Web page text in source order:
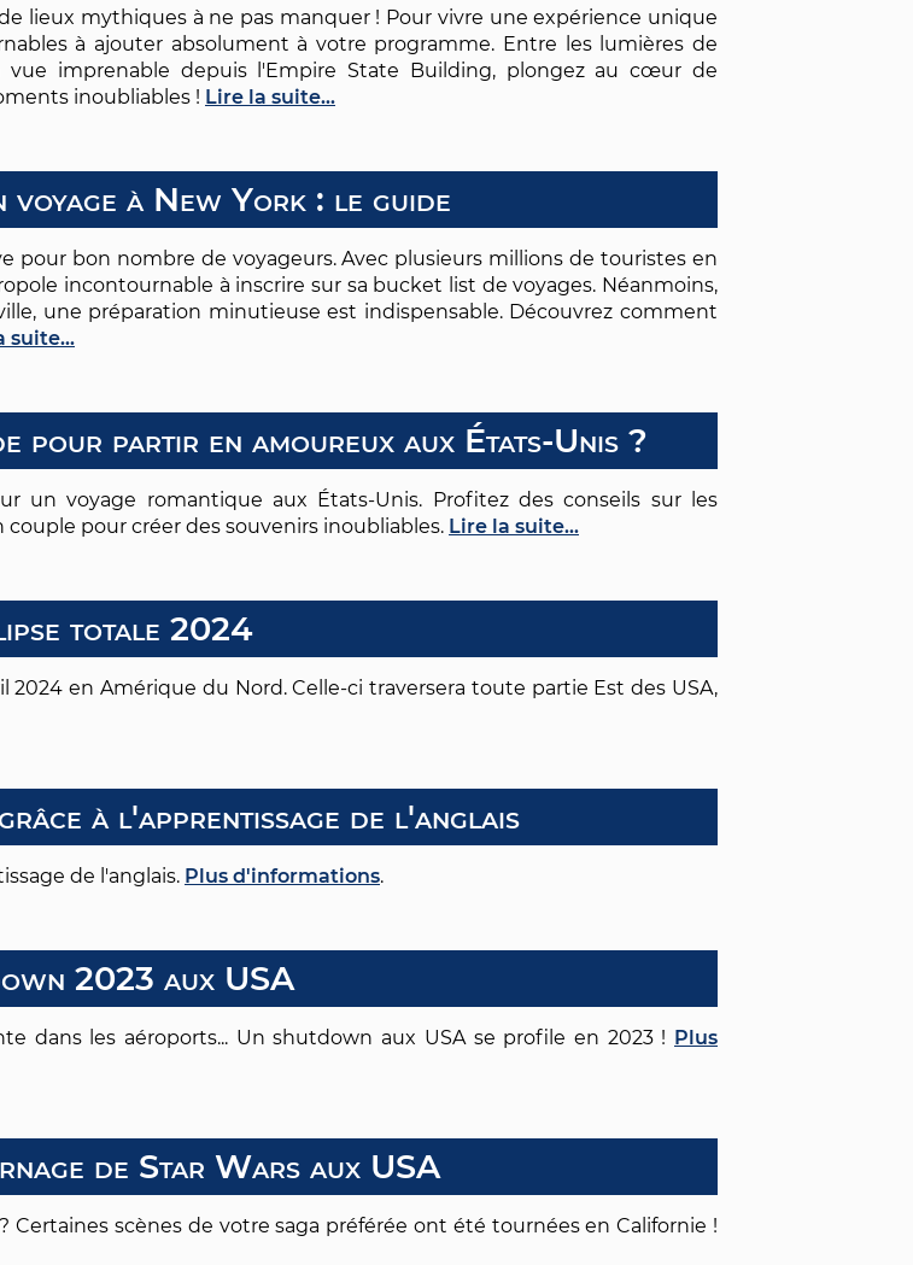
lieux mythiques à ne pas manquer ! Pour vivre une expérience unique
à ajouter absolument à votre programme. Entre les lumières de
imprenable depuis l'Empire State Building, plongez au cœur de
inoubliables ! Lire la suite...
à New York : le guide
pour bon nombre de voyageurs. Avec plusieurs millions de touristes en
incontournable à inscrire sur sa bucket list de voyages. Néanmoins,
une préparation minutieuse est indispensable. Découvrez comment
suite...
pour partir en amoureux aux États-Unis ?
un voyage romantique aux États-Unis. Profitez des conseils sur les
pour créer des souvenirs inoubliables. Lire la suite...
totale 2024
2024 en Amérique du Nord. Celle-ci traversera toute partie Est des USA,
à l'apprentissage de l'anglais
de l'anglais. Plus d'informations.
2023 aux USA
dans les aéroports... Un shutdown aux USA se profile en 2023 ! Plus
de Star Wars aux USA
Certaines scènes de votre saga préférée ont été tournées en Californie !